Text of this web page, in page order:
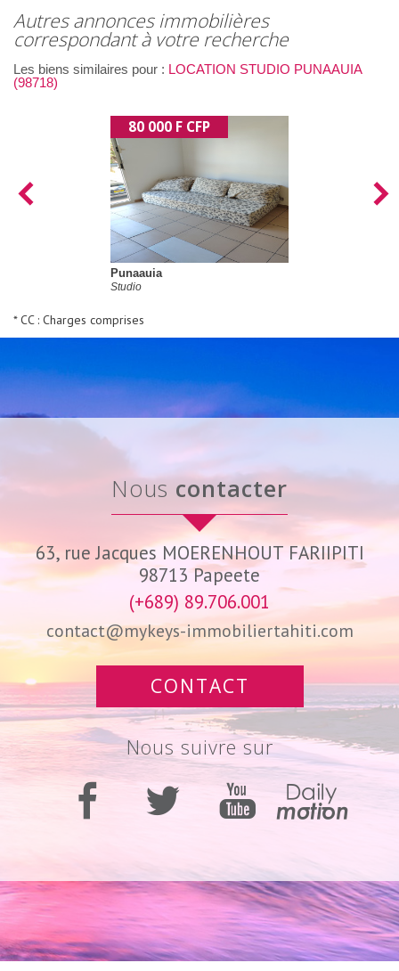
autres annonces immobilières
correspondant à votre recherche
Les biens similaires pour : LOCATION STUDIO PUNAAUIA
(98718)
80 000 F CFP
Punaauia
Studio
* CC : Charges comprises
nous contacter
63, rue Jacques MOERENHOUT FARIIPITI
98713 Papeete
(+689) 89.706.001
contact@mykeys-immobiliertahiti.com
CONTACT
nous suivre sur